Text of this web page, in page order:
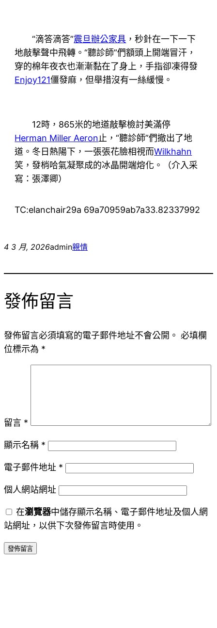
“滴答滴答”震旦辦公家具 ，秒針在一下一下
地敲擊聲中飛轉。“聽診師”們額頭上開端冒汗，
穿的棉年夜衣也漸漸黏在了身上，手指卻凍得發
Enjoy121僵發麻，但舉措沒有一絲緩慢。
12時，865米的地道敲擊檢討美滿停
Herman Miller Aeron止，“聽診師”們撤出了地
道。冬日熱陽下，一張張花臉相視而Wilkhahn
笑，發梢哈氣凝聚成的冰晶開端熔化。（介入采
寫：張澤卿）
TC:elanchair29a 69a70959ab7a33.82337992
4 3 月, 2026admin親情
發佈留言
發佈留言必須填寫的電子郵件地址不會公開。 必填欄
位標示為 *
留言 *
顯示名稱 *
電子郵件地址 *
個人網站網址
在瀏覽器中儲存顯示名稱、電子郵件地址及個人網
站網址，以供下次發佈留言時使用。